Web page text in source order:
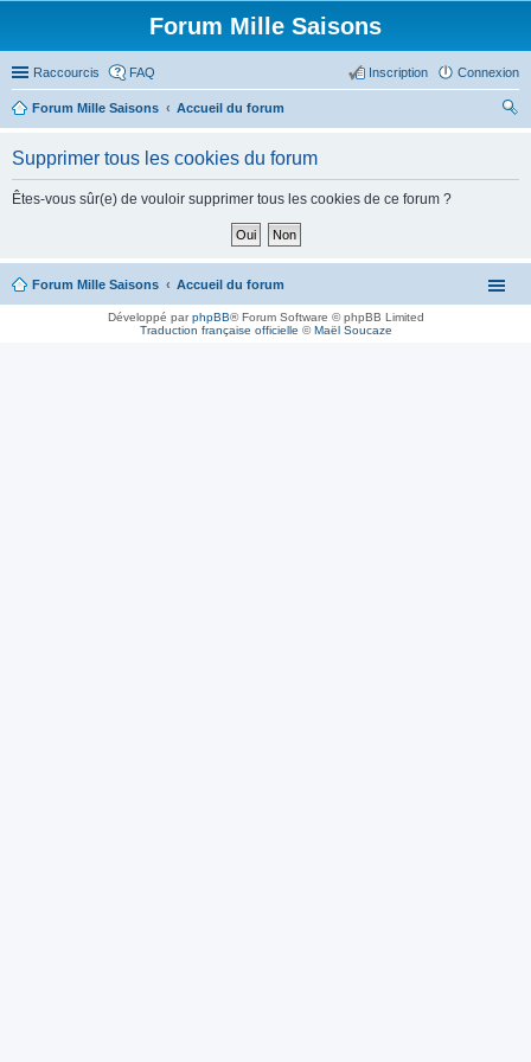
Forum Mille Saisons
Raccourcis FAQ Connexion
Inscription
Forum Mille Saisons
Accueil du forum
Supprimer tous les cookies du forum
Êtes-vous sûr(e) de vouloir supprimer tous les cookies de ce forum ?
Forum Mille Saisons Accueil du forum
Développé parphpBB® Forum Software © phpBB Limited
Traduction française officielle ©Maël Soucaze